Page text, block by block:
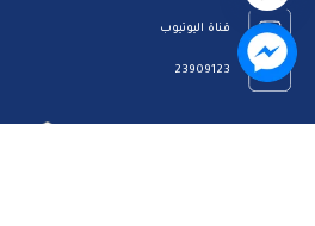
قناة اليوتيوب
23909123